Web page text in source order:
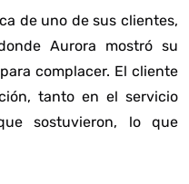
de uno de sus clientes,
Aurora mostró su
complacer. El cliente
tanto en el servicio
sostuvieron, lo que